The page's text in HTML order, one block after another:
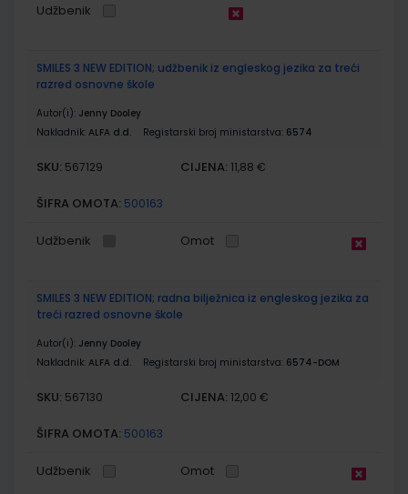
Udžbenik
SMILES 3 NEW EDITION; udžbenik iz engleskog jezika za treći
razred osnovne škole
Autor(i): Jenny Dooley
Nakladnik: ALFA d.d. Registarski broj ministarstva: 6574
SKU: 567129 CIJENA: 11,88 €
ŠIFRA OMOTA: 500163
Udžbenik Omot
SMILES 3 NEW EDITION; radna bilježnica iz engleskog jezika za
treći razred osnovne škole
Autor(i): Jenny Dooley
Nakladnik: ALFA d.d. Registarski broj ministarstva: 6574-DOM
SKU: 567130 CIJENA: 12,00 €
ŠIFRA OMOTA: 500163
Udžbenik Omot